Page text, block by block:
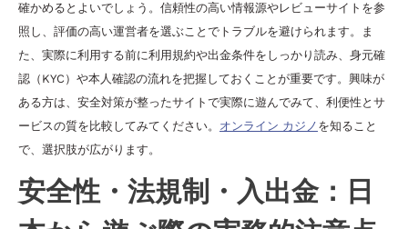
確かめるとよいでしょう。信頼性の高い情報源やレビューサイトを参
照し、評価の高い運営者を選ぶことでトラブルを避けられます。ま
た、実際に利用する前に利用規約や出金条件をしっかり読み、身元確
認（KYC）や本人確認の流れを把握しておくことが重要です。興味が
ある方は、安全対策が整ったサイトで実際に遊んでみて、利便性とサ
ービスの質を比較してみてください。 オンライン カジノ を知ること
で、選択肢が広がります。
安全性・法規制・入出金：日